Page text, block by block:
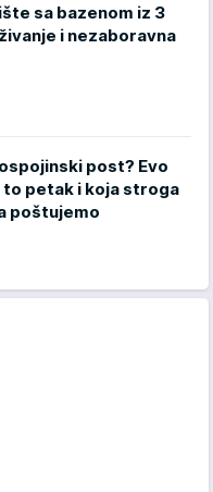
sa bazenom iz 3
i nezaboravna
post? Evo
to petak i koja stroga
poštujemo